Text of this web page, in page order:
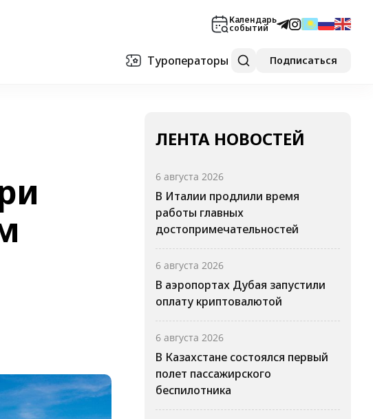
Календарь
событий
Туроператоры Подписаться
ЛЕНТА НОВОСТЕЙ
6 августа 2026
В Италии продлили время
работы главных
достопримечательностей
6 августа 2026
В аэропортах Дубая запустили
оплату криптовалютой
6 августа 2026
В Казахстане состоялся первый
полет пассажирского
беспилотника